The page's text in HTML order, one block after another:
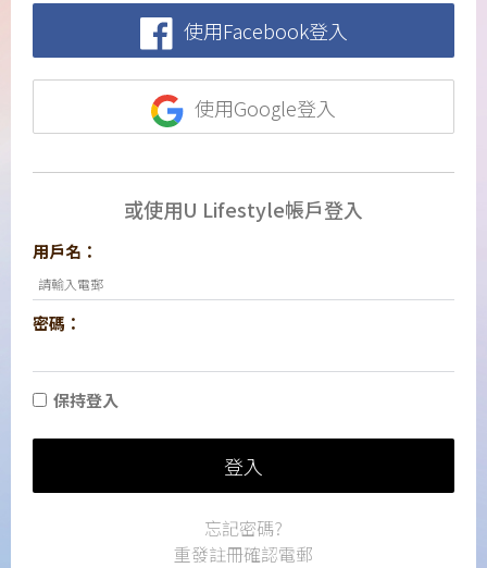
使用Facebook登入
使用Google登入
或使用U Lifestyle帳戶登入
用戶名：
密碼：
保持登入
登入
忘記密碼?
重發註冊確認電郵